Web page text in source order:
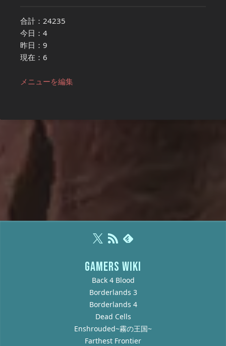
合計：24235
今日：4
昨日：9
現在：6
メニューを編集
GAMERS WIKI
Back 4 Blood
Borderlands 3
Borderlands 4
Dead Cells
Enshrouded~霧の王国~
Farthest Frontier